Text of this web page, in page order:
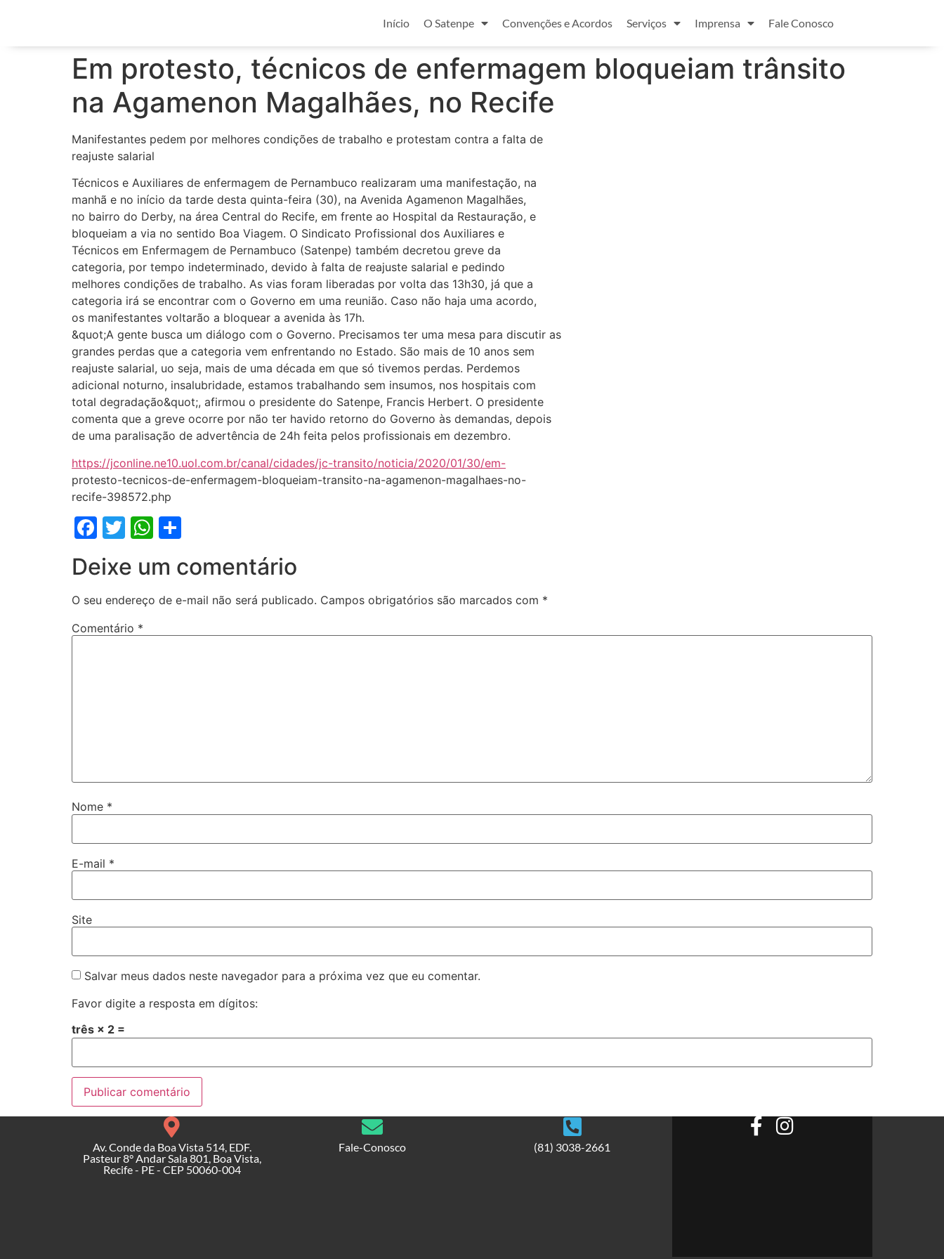
Início O Satenpe Convenções e Acordos Serviços Imprensa Fale Conosco
Em protesto, técnicos de enfermagem bloqueiam trânsito
na Agamenon Magalhães, no Recife
Manifestantes pedem por melhores condições de trabalho e protestam contra a falta de
reajuste salarial
Técnicos e Auxiliares de enfermagem de Pernambuco realizaram uma manifestação, na
manhã e no início da tarde desta quinta-feira (30), na Avenida Agamenon Magalhães,
no bairro do Derby, na área Central do Recife, em frente ao Hospital da Restauração, e
bloqueiam a via no sentido Boa Viagem. O Sindicato Profissional dos Auxiliares e
Técnicos em Enfermagem de Pernambuco (Satenpe) também decretou greve da
categoria, por tempo indeterminado, devido à falta de reajuste salarial e pedindo
melhores condições de trabalho. As vias foram liberadas por volta das 13h30, já que a
categoria irá se encontrar com o Governo em uma reunião. Caso não haja uma acordo,
os manifestantes voltarão a bloquear a avenida às 17h.
&quot;A gente busca um diálogo com o Governo. Precisamos ter uma mesa para discutir as
grandes perdas que a categoria vem enfrentando no Estado. São mais de 10 anos sem
reajuste salarial, uo seja, mais de uma década em que só tivemos perdas. Perdemos
adicional noturno, insalubridade, estamos trabalhando sem insumos, nos hospitais com
total degradação&quot;, afirmou o presidente do Satenpe, Francis Herbert. O presidente
comenta que a greve ocorre por não ter havido retorno do Governo às demandas, depois
de uma paralisação de advertência de 24h feita pelos profissionais em dezembro.
https://jconline.ne10.uol.com.br/canal/cidades/jc-transito/noticia/2020/01/30/em-
protesto-tecnicos-de-enfermagem-bloqueiam-transito-na-agamenon-magalhaes-no-
recife-398572.php
Facebook
TwitterWhatsApp
Deixe um comentário
O seu endereço de e-mail não será publicado. Campos obrigatórios são marcados com *
Comentário *
Nome *
E-mail *
Site
Salvar meus dados neste navegador para a próxima vez que eu comentar.
Favor digite a resposta em dígitos:
três × 2 =
Av. Conde da Boa Vista 514, EDF.
Pasteur 8° Andar Sala 801, Boa Vista,
Recife - PE - CEP 50060-004
Fale-Conosco (81) 3038-2661